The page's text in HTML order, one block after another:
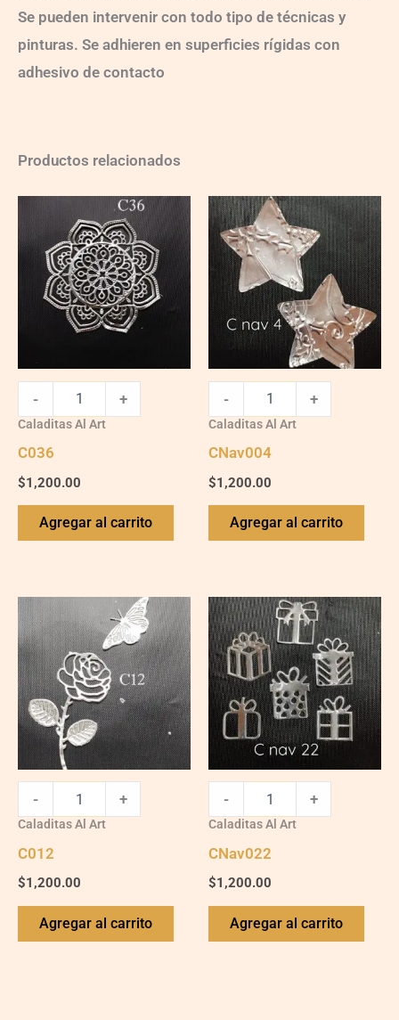
Se pueden intervenir con todo tipo de técnicas y
pinturas. Se adhieren en superficies rígidas con
adhesivo de contacto
Productos relacionados
quantity
- +
Caladitas Al Art
C036
$1,200.00
Agregar al carrito
CNav004
quantity
- +
Caladitas Al Art
CNav004
$1,200.00
Agregar al carrito
C012
quantity
- +
Caladitas Al Art
C012
$1,200.00
Agregar al carrito
CNav022
quantity
- +
Caladitas Al Art
CNav022
$1,200.00
Agregar al carrito